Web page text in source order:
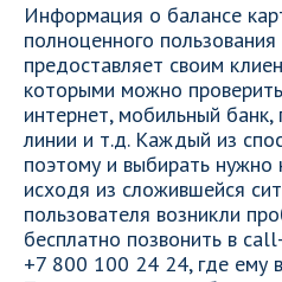
Информация о балансе
полноценного
предоставляет своим
которыми можно
интернет, мобильный банк,
линии и т.д. Каждый из
поэтому и выбирать
исходя из сложившейся
пользователя возникли
бесплатно позвонить в
+7 800 100 24 24, где ему